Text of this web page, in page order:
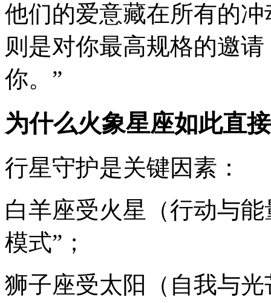
他们的爱意藏在所有的
则是对你最高规格的邀
你。”
为什么火象星座如此直
行星守护是关键因素：
白羊座受火星（行动与
模式”；
狮子座受太阳（自我与